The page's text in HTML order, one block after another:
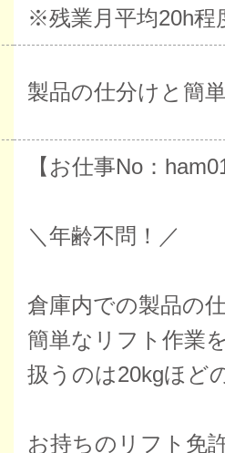
※残業月平均20h程
製品の仕分けと簡
【お仕事No：
＼年齢不問！／
倉庫内での製品の
簡単なリフト作業
扱うのは20kgほど
お持ちのリフト免